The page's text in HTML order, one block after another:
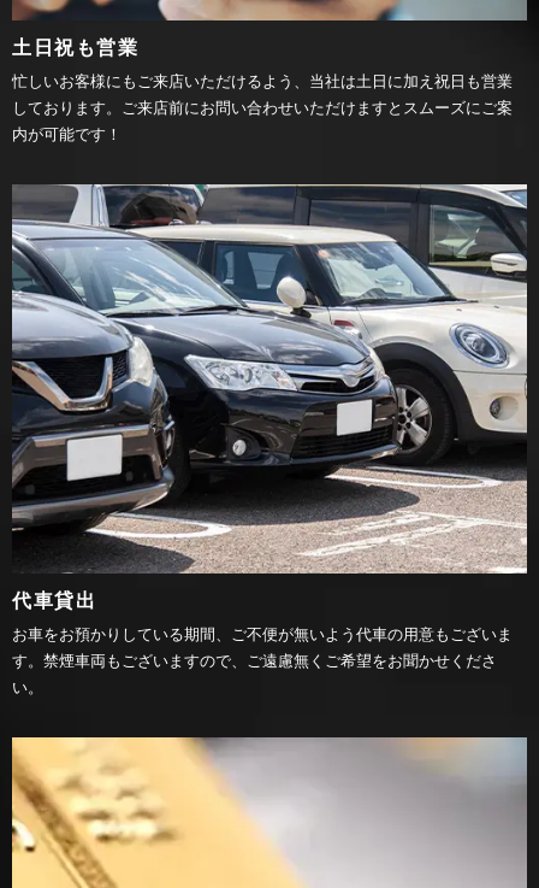
土日祝も営業
忙しいお客様にもご来店いただけるよう、当社は土日に加え祝日も営業
しております。ご来店前にお問い合わせいただけますとスムーズにご案
内が可能です！
代車貸出
お車をお預かりしている期間、ご不便が無いよう代車の用意もございま
す。禁煙車両もございますので、ご遠慮無くご希望をお聞かせくださ
い。